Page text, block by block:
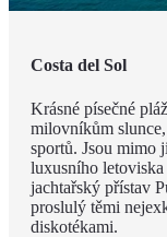
Costa del Sol
Krásné písečné
milovníkům
sportů. Jsou mimo
luxusního
jachtařský přístav
proslulý těmi
diskotékami.